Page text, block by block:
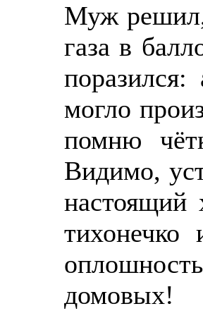
Муж решил,
газа в
могло
помню
Видимо,
настоящий
домовых!